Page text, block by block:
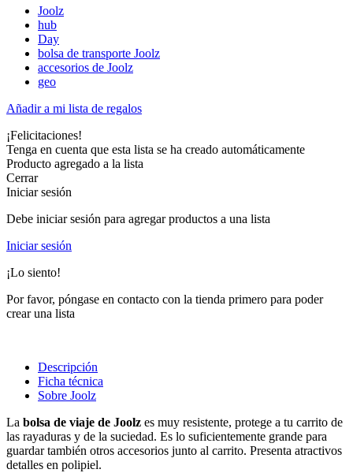
Joolz
hub
Day
bolsa de transporte Joolz
accesorios de Joolz
geo
Añadir a mi lista de regalos
¡Felicitaciones!
Tenga en cuenta que esta lista se ha creado automáticamente
Producto agregado a la lista
Cerrar
Iniciar sesión
Debe iniciar sesión para agregar productos a una lista
Iniciar sesión
¡Lo siento!
Por favor, póngase en contacto con la tienda primero para poder
crear una lista
Descripción
Ficha técnica
Sobre Joolz
La bolsa de viaje de Joolz es muy resistente, protege a tu carrito de
las rayaduras y de la suciedad. Es lo suficientemente grande para
guardar también otros accesorios junto al carrito. Presenta atractivos
detalles en polipiel.